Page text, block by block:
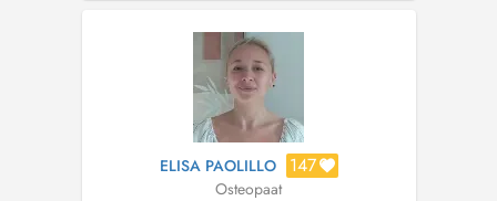
via la Formation Européenne Médicale et
obtient son diplôme en 2008. Entre 20...
ELISA PAOLILLO 147
Osteopaat